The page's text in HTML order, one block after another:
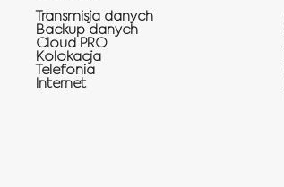
Transmisja danych
Backup danych
Cloud PRO
Kolokacja
Telefonia
Internet